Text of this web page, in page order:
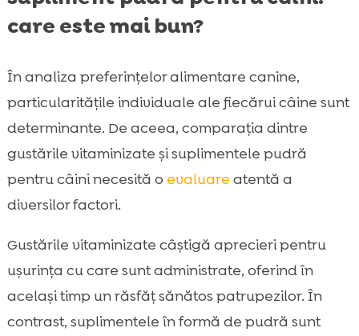
care este mai bun?
În analiza preferințelor alimentare canine,
particularitățile individuale ale fiecărui câine sunt
determinante. De aceea, comparația dintre
gustările vitaminizate și suplimentele pudră
pentru câini necesită o evaluare atentă a
diversilor factori.
Gustările vitaminizate câștigă aprecieri pentru
ușurința cu care sunt administrate, oferind în
același timp un răsfăț sănătos patrupezilor. În
contrast, suplimentele în formă de pudră sunt